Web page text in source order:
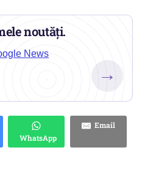
noutăți.
News
→
WhatsApp
Email